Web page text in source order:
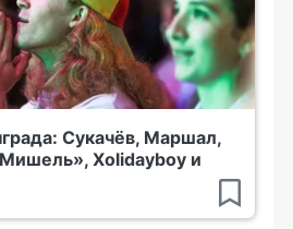
Сукачёв, Маршал,
Xolidayboy и